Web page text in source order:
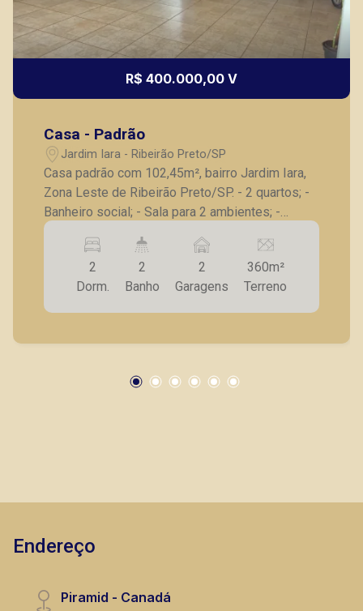
R$ 400.000,00 V
Casa - Padrão
Jardim Iara - Ribeirão Preto/SP
Casa padrão com 102,45m², bairro Jardim Iara,
Zona Leste de Ribeirão Preto/SP. - 2 quartos; -
Banheiro social; - Sala para 2 ambientes; -
Cozinha planejada; - Área externa ampla; -
Banheiro de serviço; - 2 vagas de garagem
cobertas. A Piramid tem como objetivo atender
seus clientes com agilidade e segurança, em
locação, vendas de imóveis prontos, usados ou
de Ribeirão Preto.
2
Dorm.
2
Banho
2
Garagens
360m²
Terreno
Endereço
Piramid - Canadá